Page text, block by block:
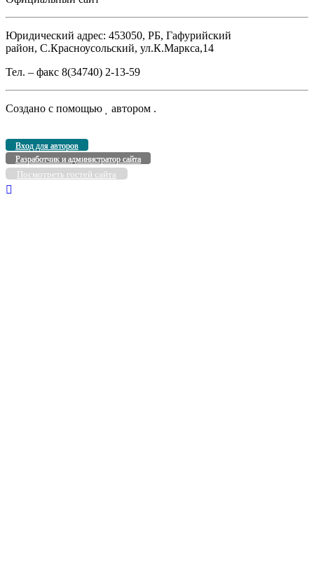
Юридический адрес: 453050, РБ, Гафурийский
район, С.Красноусольский, ул.К.Маркса,14
Тел. – факс 8(34740) 2-13-59
Создано с помощью автором .
Вход для авторов
Разработчик и администратор сайта
Посмотреть гостей сайта